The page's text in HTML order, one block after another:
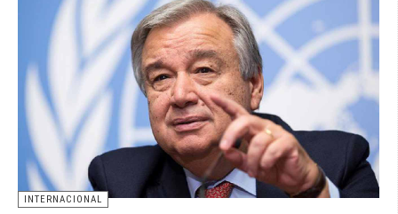
INTERNACIONAL